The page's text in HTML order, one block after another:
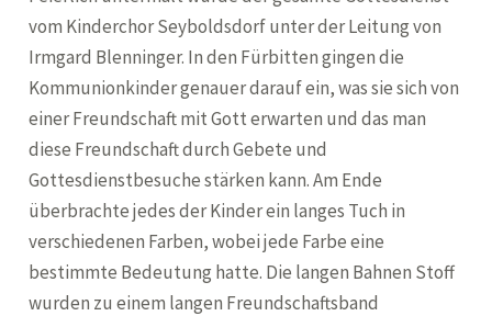
vom Kinderchor Seyboldsdorf unter der Leitung von
Irmgard Blenninger. In den Fürbitten gingen die
Kommunionkinder genauer darauf ein, was sie sich von
einer Freundschaft mit Gott erwarten und das man
diese Freundschaft durch Gebete und
Gottesdienstbesuche stärken kann. Am Ende
überbrachte jedes der Kinder ein langes Tuch in
verschiedenen Farben, wobei jede Farbe eine
bestimmte Bedeutung hatte. Die langen Bahnen Stoff
wurden zu einem langen Freundschaftsband